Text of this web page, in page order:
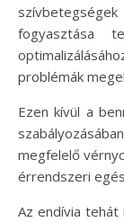
fogyasztása
problémák
Ezen kívül a
megfelelő
érrendszeri
Az endívia tehát